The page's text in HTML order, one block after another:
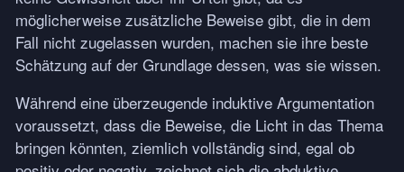
möglicherweise zusätzliche Beweise gibt, die in dem
Fall nicht zugelassen wurden, machen sie ihre beste
Schätzung auf der Grundlage dessen, was sie wissen.
Während eine überzeugende induktive Argumentation
voraussetzt, dass die Beweise, die Licht in das Thema
bringen könnten, ziemlich vollständig sind, egal ob